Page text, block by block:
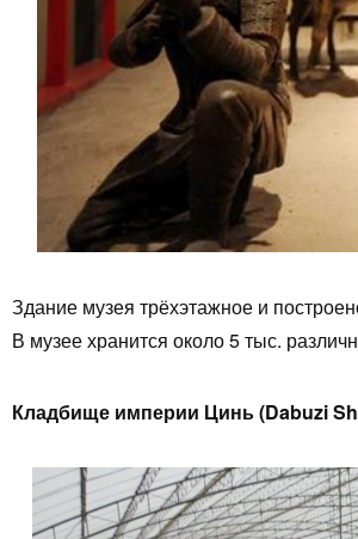
Здание музея трёхэтажное и
В музее хранится около 5 тыс.
Кладбище империи Цинь (Dabuzi